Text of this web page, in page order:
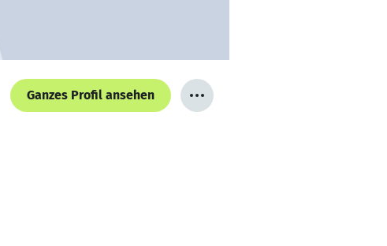
Ganzes Profil ansehen